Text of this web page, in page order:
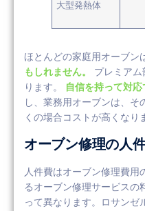
大型発熱体
ほとんどの家庭用オーブン
もしれません。
プレミア
ります。
自信を持って対応
し、業務用オーブンは、そ
くの場合コストが高くなり
オーブン修理の人
人件費はオーブン修理費用
るオーブン修理サービスの
って異なります。ロサンゼ